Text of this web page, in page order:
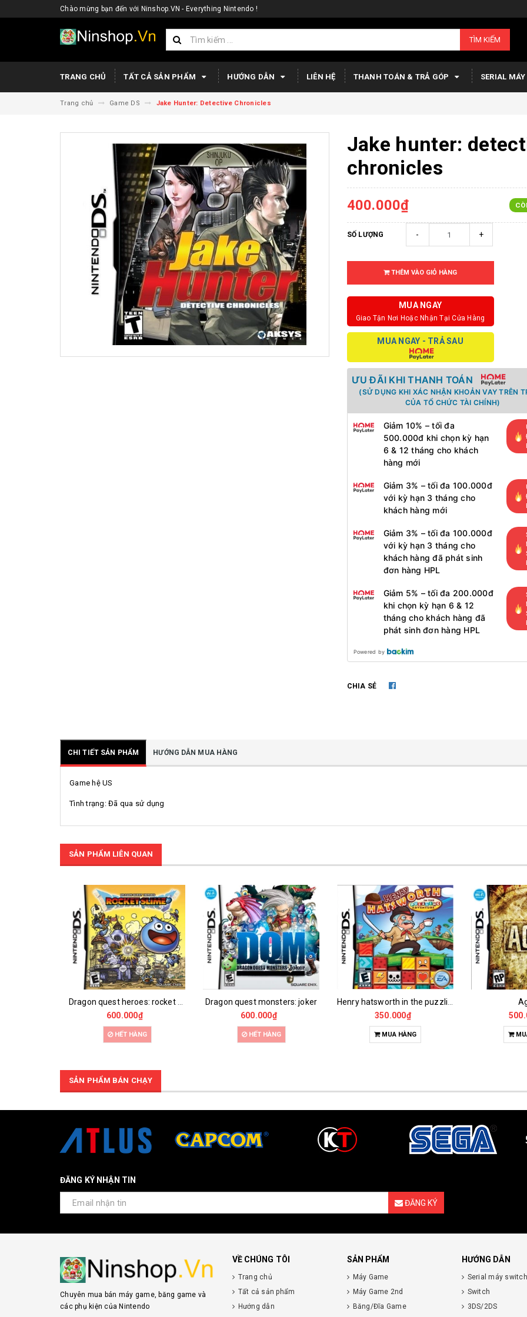
Chào mừng bạn đến với Ninshop.VN - Everything Nintendo !
TÌM KIẾM
TRANG CHỦ TẤT CẢ SẢN PHẨM HƯỚNG DẪN LIÊN HỆ THANH TOÁN & TRẢ GÓP SERIAL
Trang chủ Game DS Jake Hunter: Detective Chronicles
Jake hunter:
chronicles
400.000₫
SỐ LƯỢNG - +
THÊM VÀO GIỎ HÀNG
MUA NGAY
Giao Tận Nơi Hoặc Nhận Tại Cửa Hàng
MUA NGAY - TRẢ SAU
ƯU ĐÃI KHI THANH TOÁN
(SỬ DỤNG KHI XÁC NHẬN KHOẢN VAY TRÊN
CỦA TỔ CHỨC TÀI CHÍNH)
Giảm 10% – tối đa
500.000đ khi chọn kỳ hạn
6 & 12 tháng cho khách
hàng mới
Giảm 3% – tối đa 100.000đ
với kỳ hạn 3 tháng cho
khách hàng mới
Giảm 3% – tối đa 100.000đ
với kỳ hạn 3 tháng cho
khách hàng đã phát sinh
đơn hàng HPL
Giảm 5% – tối đa 200.000đ
khi chọn kỳ hạn 6 & 12
tháng cho khách hàng đã
phát sinh đơn hàng HPL
Powered by
CHIA SẺ
CHI TIẾT SẢN PHẨM HƯỚNG DẪN MUA HÀNG
Game hệ US
Tình trạng: Đã qua sử dụng
SẢN PHẨM LIÊN QUAN
600.000₫
HẾT HÀNG
Dragon quest monsters: joker
600.000₫
HẾT HÀNG
350.000₫
MUA HÀNG
SẢN PHẨM BÁN CHẠY
ĐĂNG KÝ NHẬN TIN
ĐĂNG KÝ
Chuyên mua bán máy game, băng game và
các phụ kiện của Nintendo
VỀ CHÚNG TÔI
Trang chủ
Tất cả sản phẩm
Hướng dẫn
SẢN PHẨM
Máy Game
Máy Game 2nd
Băng/Đĩa Game
HƯỚNG DẪN
Serial máy switch
Switch
3DS/2DS